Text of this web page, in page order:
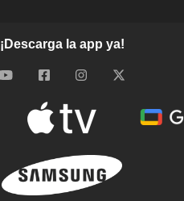
¡Descarga la app ya!